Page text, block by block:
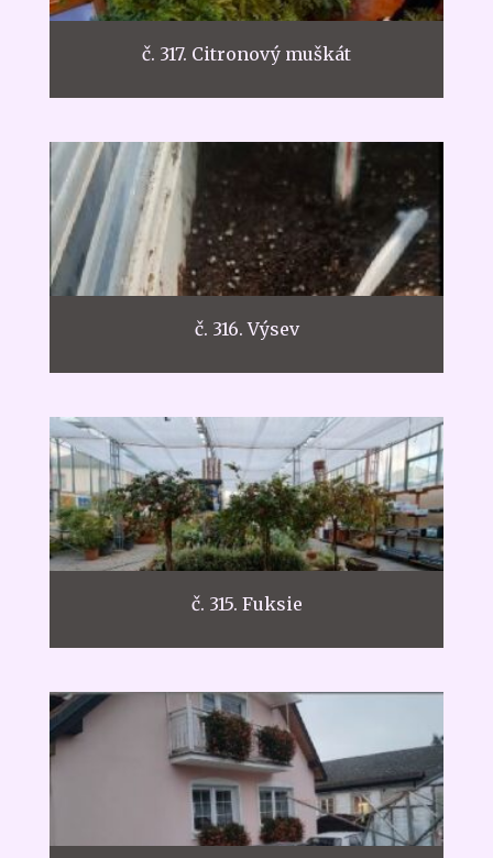
č. 317. Citronový muškát
č. 316. Výsev
č. 315. Fuksie